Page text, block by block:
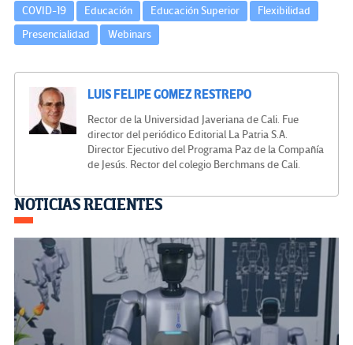
COVID-19 Educación Educación Superior
Flexibilidad
Presencialidad
Webinars
LUIS FELIPE GOMEZ RESTREPO
Rector de la Universidad Javeriana de Cali. Fue
director del periódico Editorial La Patria S.A.
Director Ejecutivo del Programa Paz de la Compañía
de Jesús. Rector del colegio Berchmans de Cali.
Navegación
de
entradas
NOTICIAS RECIENTES